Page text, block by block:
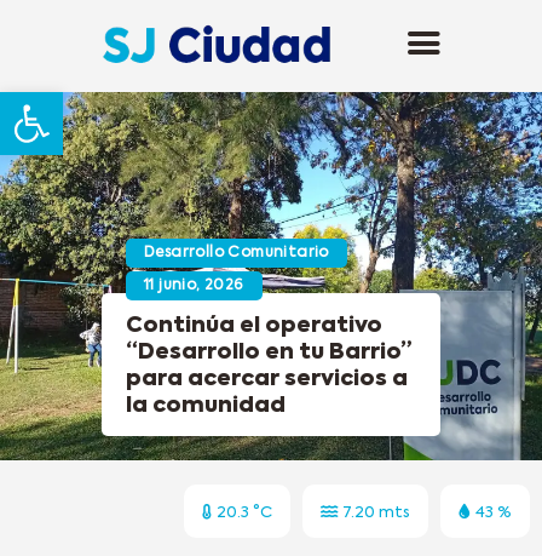
Abrir barra de herramientas
Desarrollo Comunitario
11 junio, 2026
Continúa el operativo
“Desarrollo en tu Barrio”
para acercar servicios a
la comunidad
20.3 °C 7.20 mts 43 %